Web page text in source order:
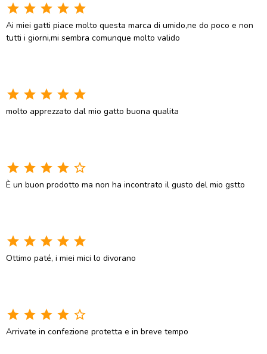
star star star star star
Ai miei gatti piace molto questa marca di umido,ne do poco e non
tutti i giorni,mi sembra comunque molto valido
star star star star star
molto apprezzato dal mio gatto buona qualita
star star star star star_border
È un buon prodotto ma non ha incontrato il gusto del mio gstto
star star star star star
Ottimo paté, i miei mici lo divorano
star star star star star_border
Arrivate in confezione protetta e in breve tempo